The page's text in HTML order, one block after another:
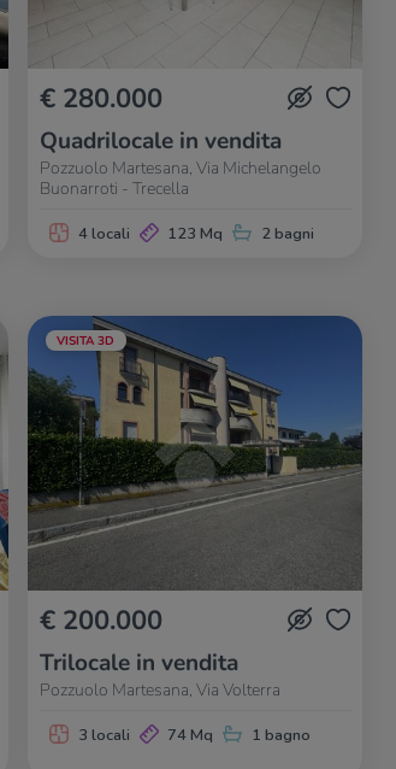
€ 280.000
Quadrilocale in vendita
Pozzuolo Martesana, Via Michelangelo
Buonarroti - Trecella
4 locali 123 Mq 2 bagni
VISITA 3D
€ 200.000
Trilocale in vendita
Pozzuolo Martesana, Via Volterra
3 locali 74 Mq 1 bagno